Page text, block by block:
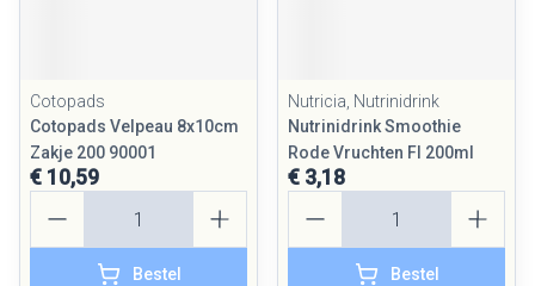
Cotopads
Cotopads Velpeau 8x10cm
Zakje 200 90001
€ 10,59
Bestel
Nutricia, Nutrinidrink
Nutrinidrink Smoothie
Rode Vruchten Fl 200ml
€ 3,18
Bestel